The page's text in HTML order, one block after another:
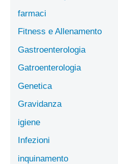
farmaci
Fitness e Allenamento
Gastroenterologia
Gatroenterologia
Genetica
Gravidanza
igiene
Infezioni
inquinamento